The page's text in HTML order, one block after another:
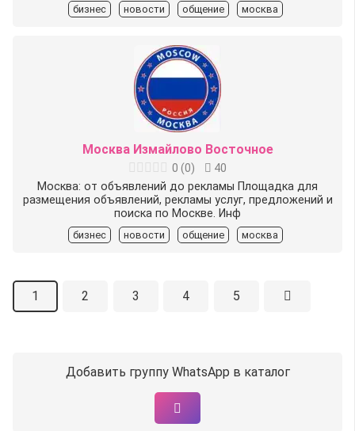
бизнес новости общение москва
Москва Измайлово Восточное
0 (0)
40
Москва: от объявлений до рекламы Площадка для
размещения объявлений, рекламы услуг, предложений и
поиска по Москве. Инф
бизнес новости общение москва
1 2 3 4 5
Добавить группу WhatsApp в каталог